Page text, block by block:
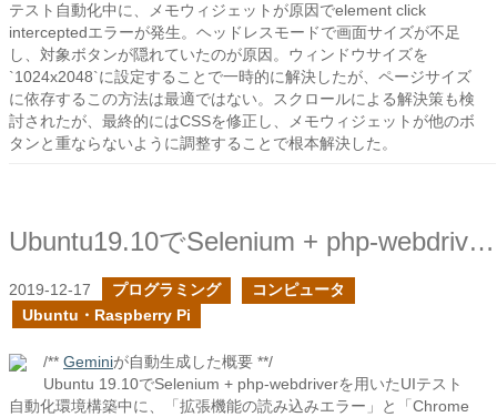
テスト自動化中に、メモウィジェットが原因でelement click
interceptedエラーが発生。ヘッドレスモードで画面サイズが不足
し、対象ボタンが隠れていたのが原因。ウィンドウサイズを
`1024x2048`に設定することで一時的に解決したが、ページサイズ
に依存するこの方法は最適ではない。スクロールによる解決策も検
討されたが、最終的にはCSSを修正し、メモウィジェットが他のボ
タンと重ならないように調整することで根本解決した。
Ubuntu19.10でSelenium + php-webdriverが動作しなかった時の対処
2019-12-17 プログラミング
コンピュータ
Ubuntu・Raspberry Pi
/** Geminiが自動生成した概要 **/
Ubuntu 19.10でSelenium + php-webdriverを用いたUIテスト
自動化環境構築中に、「拡張機能の読み込みエラー」と「Chrome